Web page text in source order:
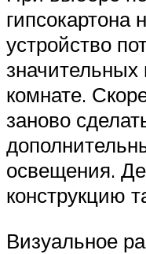
гипсокартона
устройство
значительных
комнате.
заново
освещения.
конструкцию
Визуальное